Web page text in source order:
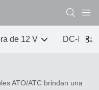
de 12 V DC-DC
ATO/ATC brindan una